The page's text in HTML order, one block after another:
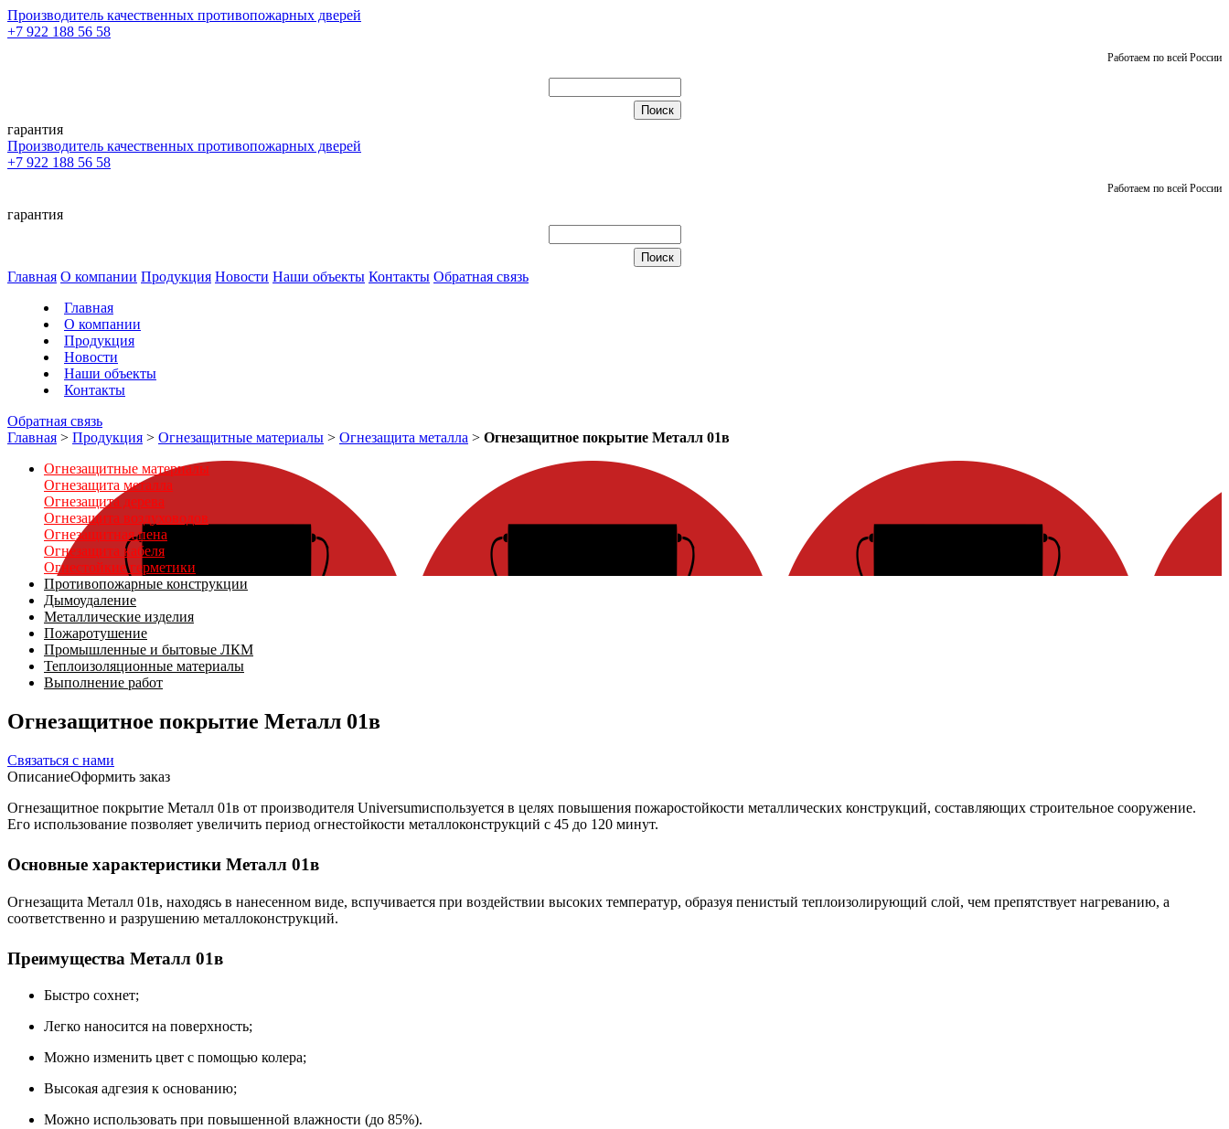
Производитель качественных противопожарных дверей
+7 922 188 56 58
Работаем по всей России
гарантия
Производитель качественных противопожарных дверей
+7 922 188 56 58
Работаем по всей России
гарантия
Главная О компании Продукция Новости Наши объекты Контакты Обратная связь
Главная
О компании
Продукция
Новости
Наши объекты
Контакты
Обратная связь
Главная > Продукция > Огнезащитные материалы > Огнезащита металла > Огнезащитное покрытие Металл 01в
Огнезащитные материалы
Огнезащита металла
Огнезащита дерева
Огнезащита воздуховодов
Огнезащитная пена
Огнезащита кабеля
Огнестойкие герметики
Противопожарные конструкции
Дымоудаление
Металлические изделия
Пожаротушение
Промышленные и бытовые ЛКМ
Теплоизоляционные материалы
Выполнение работ
Огнезащитное покрытие Металл 01в
Связаться с нами
ОписаниеОформить заказ
Огнезащитное покрытие Металл 01в от производителя Universumиспользуется в целях повышения пожаростойкости металлических конструкций, составляющих строительное сооружение.
Его использование позволяет увеличить период огнестойкости металлоконструкций с 45 до 120 минут.
Основные характеристики Металл 01в
Огнезащита Металл 01в, находясь в нанесенном виде, вспучивается при воздействии высоких температур, образуя пенистый теплоизолирующий слой, чем препятствует нагреванию, а
соответственно и разрушению металлоконструкций.
Преимущества Металл 01в
Быстро сохнет;
Легко наносится на поверхность;
Можно изменить цвет с помощью колера;
Высокая адгезия к основанию;
Можно использовать при повышенной влажности (до 85%).